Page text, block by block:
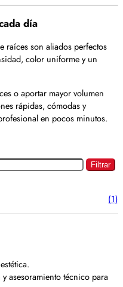
día
raíces son aliados perfectos
color uniforme y un
o aportar mayor volumen
rápidas, cómodas y
en pocos minutos.
Filtrar
(1)
asesoramiento técnico para